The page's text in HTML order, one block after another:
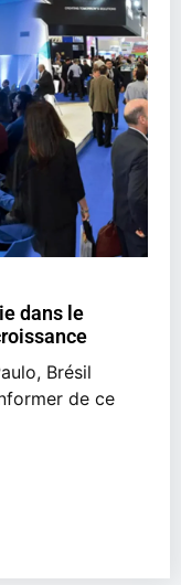
dans le
Brésil
de ce